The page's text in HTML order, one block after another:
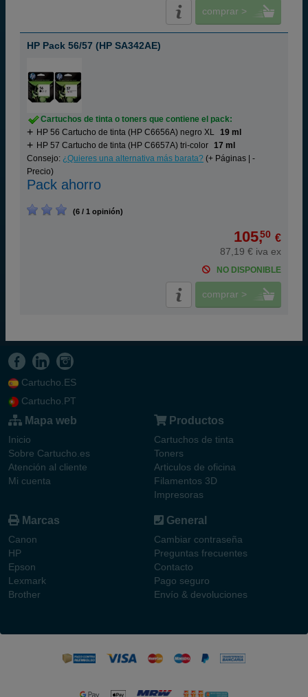
comprar >
HP Pack 56/57 (HP SA342AE)
Cartuchos de tinta o toners que contiene el pack:
HP 56 Cartucho de tinta (HP C6656A) negro XL 19 ml
HP 57 Cartucho de tinta (HP C6657A) tri-color 17 ml
Consejo: ¿Quieres una alternativa más barata? (+ Páginas | -
Precio)
Pack ahorro
(6 / 1 opinión)
105,50 €
87,19 € iva ex
NO DISPONIBLE
comprar >
Cartucho.ES
Cartucho.PT
Mapa web
Inicio
Sobre Cartucho.es
Atención al cliente
Mi cuenta
Productos
Cartuchos de tinta
Toners
Articulos de oficina
Filamentos 3D
Impresoras
Marcas
Canon
HP
Epson
Lexmark
Brother
General
Cambiar contraseña
Preguntas frecuentes
Contacto
Pago seguro
Envío & devoluciones